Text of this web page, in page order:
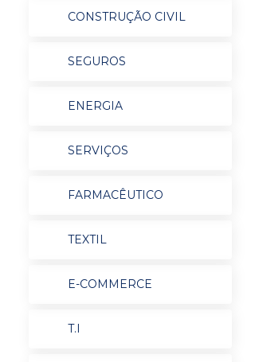
CONSTRUÇÃO CIVIL
SEGUROS
ENERGIA
SERVIÇOS
FARMACÊUTICO
TEXTIL
E-COMMERCE
T.I